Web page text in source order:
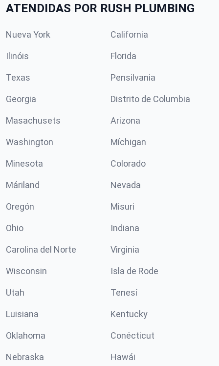
ATENDIDAS POR RUSH PLUMBING
Nueva York California
Ilinóis Florida
Texas Pensilvania
Georgia Distrito de Columbia
Masachusets Arizona
Washington Míchigan
Minesota Colorado
Máriland Nevada
Oregón Misuri
Ohio Indiana
Carolina del Norte Virginia
Wisconsin Isla de Rode
Utah Tenesí
Luisiana Kentucky
Oklahoma Conécticut
Nebraska Hawái